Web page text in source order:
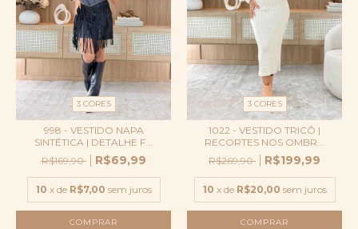
3 CORES
998 - VESTIDO NAPA
SINTÉTICA | DETALHE F...
R$169,90
R$69,99
10 x de R$7,00 sem juros
COMPRAR
3 CORES
1022 - VESTIDO TRICÔ |
RECORTES NOS OMBR...
R$269,90
R$199,99
10 x de R$20,00 sem juros
COMPRAR